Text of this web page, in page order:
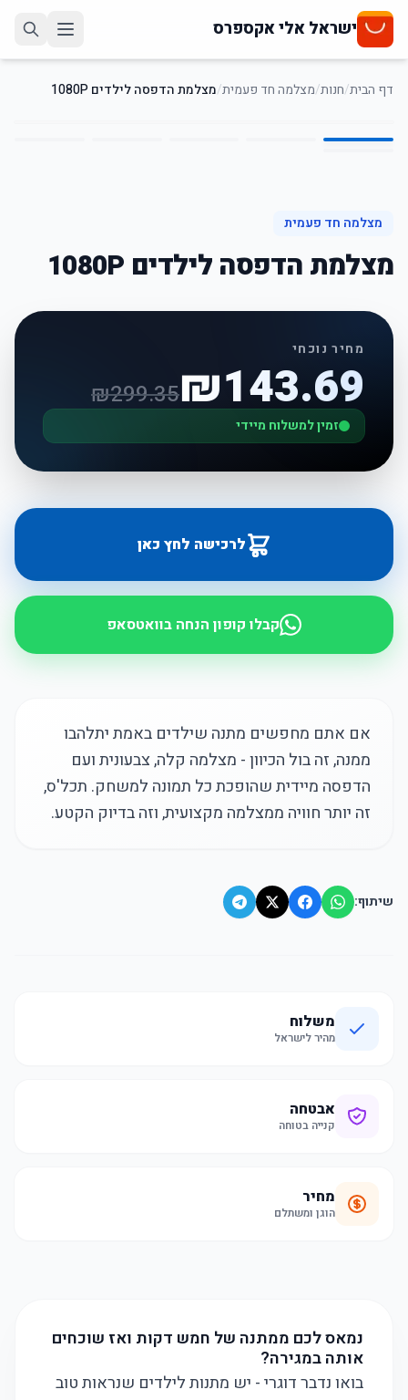
ישראל אלי אקספרס
דף הבית/חנות/מצלמה חד פעמית/מצלמת הדפסה לילדים 1080P
1
/
6
מצלמה חד פעמית
מצלמת הדפסה לילדים 1080P
מחיר נוכחי
₪143.69
₪299.35
זמין למשלוח מיידי
לרכישה לחץ כאן
קבלו קופון הנחה בוואטסאפ
אם אתם מחפשים מתנה שילדים באמת יתלהבו
ממנה, זה בול הכיוון - מצלמה קלה, צבעונית ועם
הדפסה מיידית שהופכת כל תמונה למשחק. תכל'ס,
זה יותר חוויה ממצלמה מקצועית, וזה בדיוק הקטע.
שיתוף:
משלוח
מהיר לישראל
אבטחה
קנייה בטוחה
מחיר
הוגן ומשתלם
נמאס לכם ממתנה של חמש דקות ואז שוכחים
אותה במגירה?
בואו נדבר דוגרי - יש מתנות לילדים שנראות טוב